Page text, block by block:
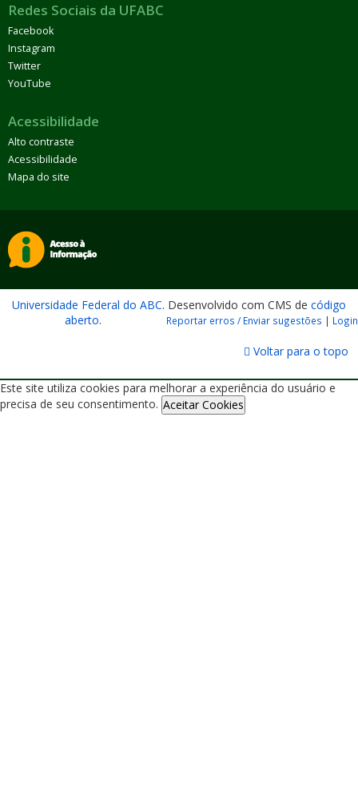
Redes Sociais da UFABC
Facebook
Instagram
Twitter
YouTube
Acessibilidade
Alto contraste
Acessibilidade
Mapa do site
Universidade Federal do ABC. Desenvolvido com CMS de código
aberto. Reportar erros / Enviar sugestões | Login
Voltar para o topo
Este site utiliza cookies para melhorar a experiência do usuário e
precisa de seu consentimento. Aceitar Cookies